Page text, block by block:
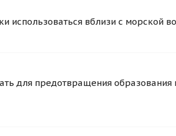
использоваться вблизи с морской
для предотвращения образования